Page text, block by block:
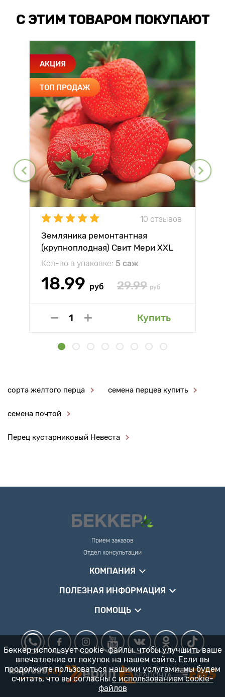
С ЭТИМ ТОВАРОМ ПОКУПАЮТ
АКЦИЯ
ТОП ПРОДАЖ
10 отзывов
Земляника ремонтантная
(крупноплодная) Свит Мери XXL
Кол-во в упаковке: 5 саж
18.99 руб 29.99 руб
Купить
сорта желтого перца семена перцев купить
семена почтой
Перец кустарниковый Невеста
Прием заказов
Отдел консультации
КОМПАНИЯ
ПОЛЕЗНАЯ ИНФОРМАЦИЯ
ПОМОЩЬ
Беккер использует cookie-файлы, чтобы улучшить ваше
впечатление от покупок на нашем сайте. Если вы
продолжите пользоваться нашими услугами, мы будем
считать, что вы согласны с использованием cookie-
файлов